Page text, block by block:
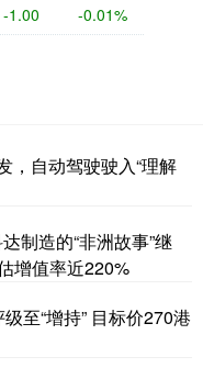
-1.00 -0.01%
，自动驾驶驶入“理解
制造的“非洲故事”继
增值率近220%
至“增持” 目标价270港